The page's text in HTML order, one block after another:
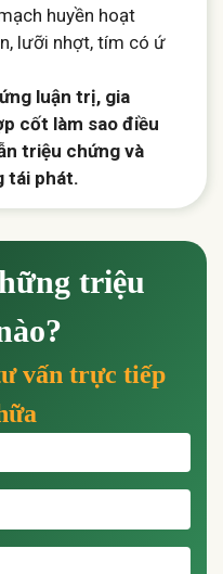
huyền hoạt
lưỡi nhợt, tím có ứ
luận trị, gia
cốt làm sao điều
triệu chứng và
tái phát.
triệu
vấn trực tiếp